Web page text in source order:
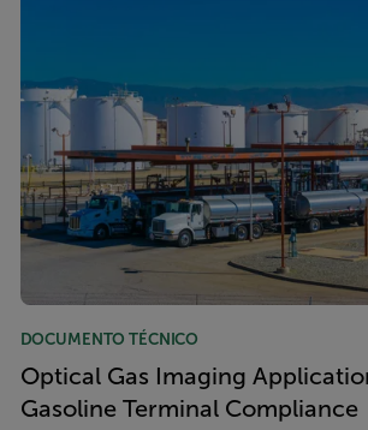
DOCUMENTO TÉCNICO
Optical Gas Imaging
Gasoline Terminal Compliance